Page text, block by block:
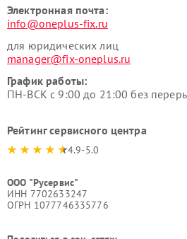
Электронная почта:
info@oneplus-fix.ru
для юридических лиц
manager@fix-oneplus.ru
График работы:
ПН-ВСК с 9:00 до 21:00 без
Рейтинг сервисного центра
4.9-5.0
ООО "Русервис"
ИНН 7702633247
ОГРН 1077746335776